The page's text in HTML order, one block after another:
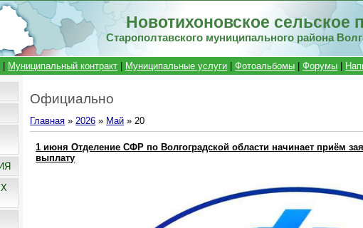
Новотихоновское сельское
Старополтавского муниципального района
Муниципальный контракт Муниципальные услуги |Фотоальбомы |Форумы
Официально
Главная »2026 » Май » 20
1 июня Отделение СФР по Волгоградской области начинает приём
выплату